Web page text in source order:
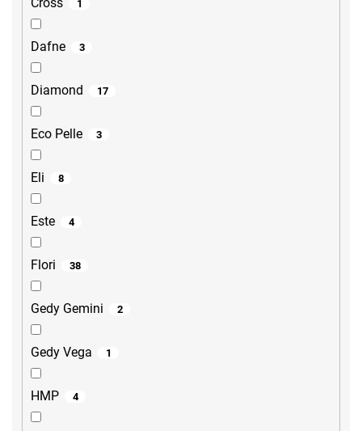
Cross 1
Dafne 3
Diamond 17
Eco Pelle 3
Eli 8
Este 4
Flori 38
Gedy Gemini 2
Gedy Vega 1
HMP 4